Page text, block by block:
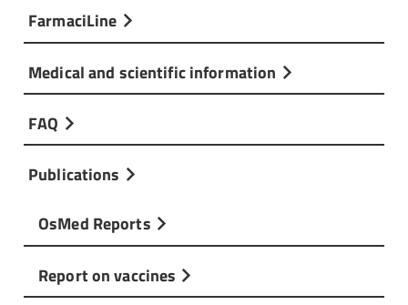
FarmaciLine
Medical and scientific information
FAQ
Publications
OsMed Reports
Report on vaccines